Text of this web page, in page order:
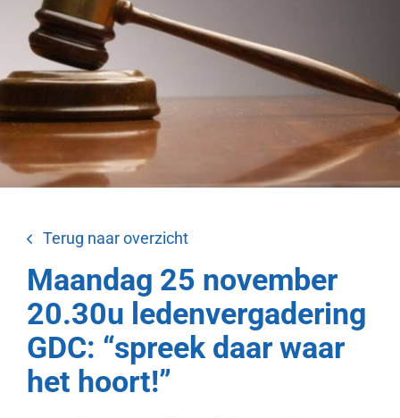
Terug naar overzicht
Maandag 25 november
20.30u ledenvergadering
GDC: “spreek daar waar
het hoort!”